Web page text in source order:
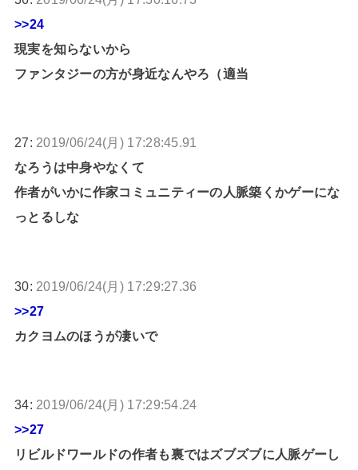
>>24
現実を知らないから
ファンタジーの方が身近なんやろ（適当
27: 2019/06/24(月) 17:28:45.91
なろうは中身やなくて
作者がいかに作家コミュニティーの人脈築くかゲーにな
っとるしな
30: 2019/06/24(月) 17:29:27.36
>>27
カクヨムのほうが凄いで
34: 2019/06/24(月) 17:29:54.24
>>27
リビルドワールドの作者も裏ではズブズブに人脈ゲーし